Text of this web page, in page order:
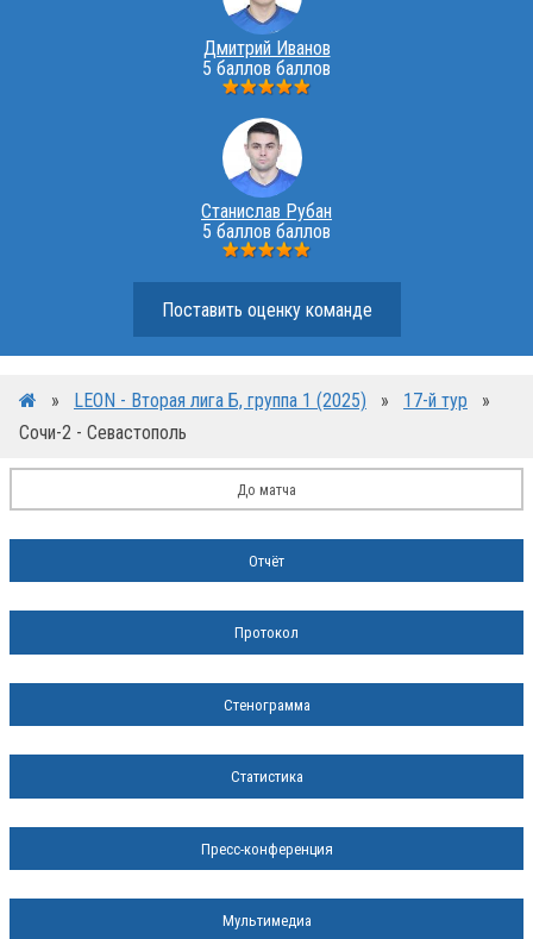
Дмитрий Иванов
5 баллов баллов
Станислав Рубан
5 баллов баллов
Поставить оценку команде
» LEON - Вторая лига Б, группа 1 (2025) » 17-й тур
»
Сочи-2 - Севастополь
До матча
Отчёт
Протокол
Стенограмма
Статистика
Пресс-конференция
Мультимедиа